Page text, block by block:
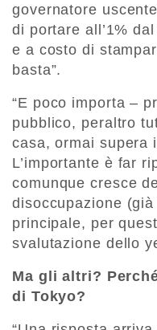
governatore
di portare all’1%
e a costo di
basta”.
“E poco importa –
pubblico, peraltro
casa, ormai supera
L’importante è far
comunque cresce
disoccupazione
principale, per
svalutazione dello
Ma gli altri?
di Tokyo?